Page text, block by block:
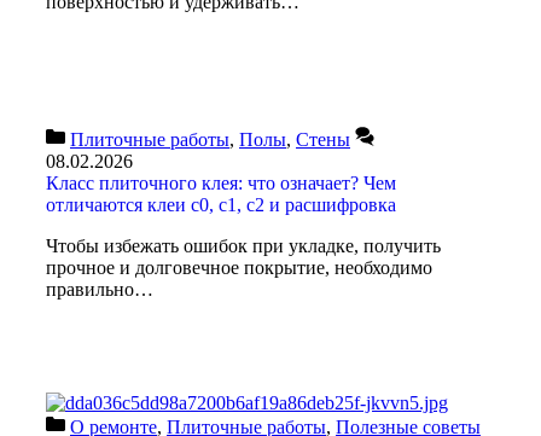
Плиточные работы, Полы, Стены
08.02.2026
Класс плиточного клея: что означает? Чем
отличаются клеи c0, c1, c2 и расшифровка
Чтобы избежать ошибок при укладке, получить
прочное и долговечное покрытие, необходимо
правильно…
О ремонте, Плиточные работы, Полезные советы